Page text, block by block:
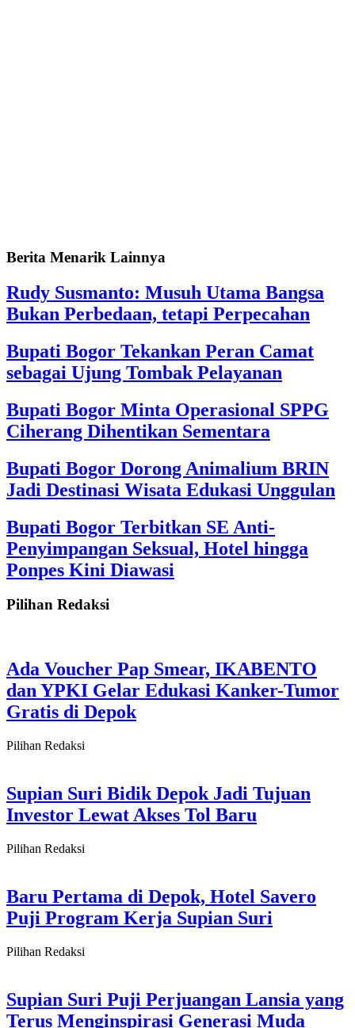
Berita Menarik Lainnya
Rudy Susmanto: Musuh Utama Bangsa
Bukan Perbedaan, tetapi Perpecahan
Bupati Bogor Tekankan Peran Camat
sebagai Ujung Tombak Pelayanan
Bupati Bogor Minta Operasional SPPG
Ciherang Dihentikan Sementara
Bupati Bogor Dorong Animalium BRIN
Jadi Destinasi Wisata Edukasi Unggulan
Bupati Bogor Terbitkan SE Anti-
Penyimpangan Seksual, Hotel hingga
Ponpes Kini Diawasi
Pilihan Redaksi
Ada Voucher Pap Smear, IKABENTO
dan YPKI Gelar Edukasi Kanker-Tumor
Gratis di Depok
Pilihan Redaksi
Supian Suri Bidik Depok Jadi Tujuan
Investor Lewat Akses Tol Baru
Pilihan Redaksi
Baru Pertama di Depok, Hotel Savero
Puji Program Kerja Supian Suri
Pilihan Redaksi
Supian Suri Puji Perjuangan Lansia yang
Terus Menginspirasi Generasi Muda